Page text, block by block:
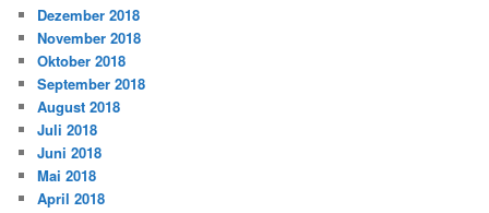
Dezember 2018
November 2018
Oktober 2018
September 2018
August 2018
Juli 2018
Juni 2018
Mai 2018
April 2018